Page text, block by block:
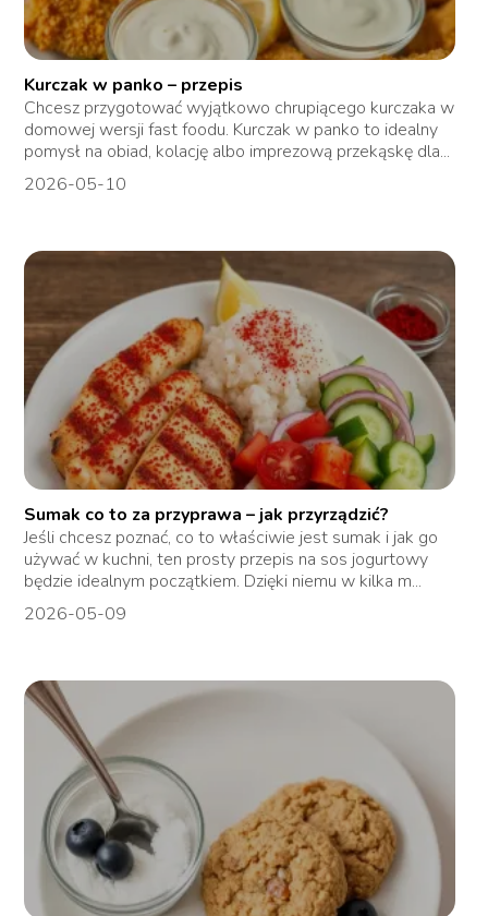
Kurczak w panko – przepis
Chcesz przygotować wyjątkowo chrupiącego kurczaka w
domowej wersji fast foodu. Kurczak w panko to idealny
pomysł na obiad, kolację albo imprezową przekąskę dla...
2026-05-10
Sumak co to za przyprawa – jak przyrządzić?
Jeśli chcesz poznać, co to właściwie jest sumak i jak go
używać w kuchni, ten prosty przepis na sos jogurtowy
będzie idealnym początkiem. Dzięki niemu w kilka m...
2026-05-09